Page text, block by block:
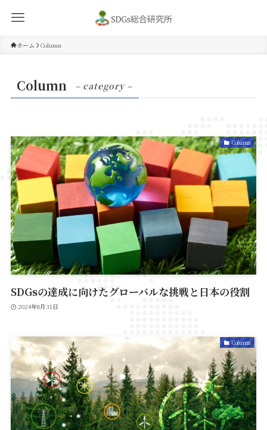
ホーム Column
Column – category –
Column
SDGsの達成に向けたグローバルな挑戦と日本の役割
2024年8月31日
Column